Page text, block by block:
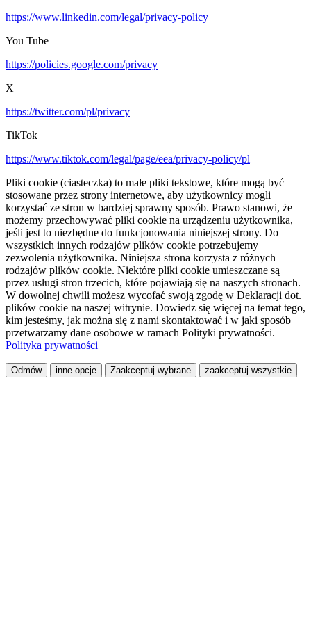
https://www.linkedin.com/legal/privacy-policy
You Tube
https://policies.google.com/privacy
X
https://twitter.com/pl/privacy
TikTok
https://www.tiktok.com/legal/page/eea/privacy-policy/pl
Pliki cookie (ciasteczka) to małe pliki tekstowe, które mogą być
stosowane przez strony internetowe, aby użytkownicy mogli
korzystać ze stron w bardziej sprawny sposób. Prawo stanowi, że
możemy przechowywać pliki cookie na urządzeniu użytkownika,
jeśli jest to niezbędne do funkcjonowania niniejszej strony. Do
wszystkich innych rodzajów plików cookie potrzebujemy
zezwolenia użytkownika. Niniejsza strona korzysta z różnych
rodzajów plików cookie. Niektóre pliki cookie umieszczane są
przez usługi stron trzecich, które pojawiają się na naszych stronach.
W dowolnej chwili możesz wycofać swoją zgodę w Deklaracji dot.
plików cookie na naszej witrynie. Dowiedz się więcej na temat tego,
kim jesteśmy, jak można się z nami skontaktować i w jaki sposób
przetwarzamy dane osobowe w ramach Polityki prywatności.
Polityka prywatności
Odmów inne opcje Zaakceptuj wybrane zaakceptuj wszystkie